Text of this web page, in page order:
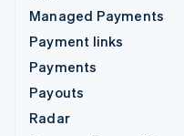
Managed Payments
Payment links
Payments
Payouts
Radar